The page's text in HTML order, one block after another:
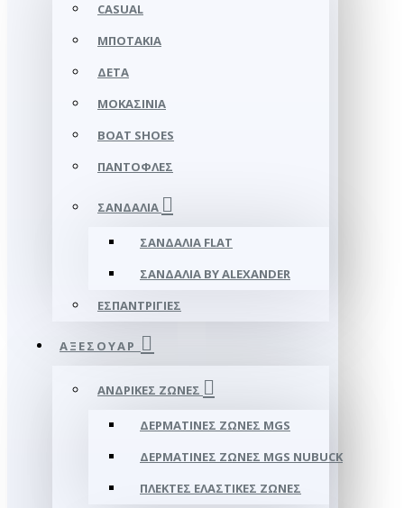
CASUAL
ΜΠΟΤΆΚΙΑ
ΔΕΤΆ
ΜΟΚΑΣΊΝΙΑ
BOAT SHOES
ΠΑΝΤΌΦΛΕΣ
ΣΑΝΔΆΛΙΑ
ΣΑΝΔΆΛΙΑ FLAT
ΣΑΝΔΆΛΙΑ BY ALEXANDER
ΕΣΠΑΝΤΡΊΓΙΕΣ
ΑΞΕΣΟΥΑΡ
ΑΝΔΡΙΚΈΣ ΖΏΝΕΣ
ΔΕΡΜΆΤΙΝΕΣ ΖΏΝΕΣ MGS
ΔΕΡΜΆΤΙΝΕΣ ΖΏΝΕΣ MGS NUBUCK
ΠΛΕΚΤΈΣ ΕΛΑΣΤΙΚΈΣ ΖΏΝΕΣ